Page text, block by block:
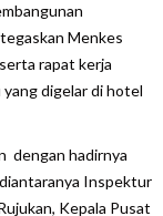
Menkes
rapat kerja
digelar di hotel
dengan hadirnya
Inspektur
Kepala Pusat